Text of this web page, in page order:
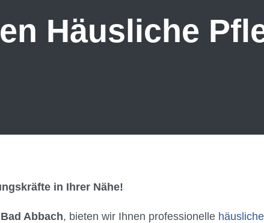
Häusliche
in Ihrer Nähe!
Bad Abbach, bieten wir Ihnen professionelle